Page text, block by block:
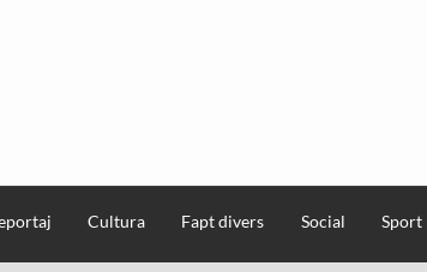
Cultura Fapt divers Social Sport